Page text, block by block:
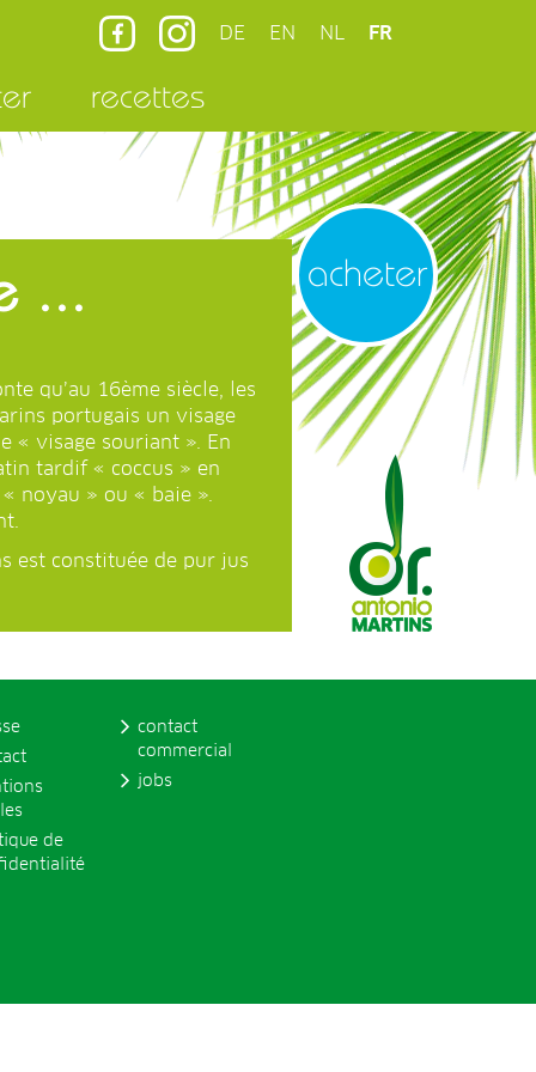
DE EN NL FR
recettes
acheter
...
qu’au 16ème siècle, les
portugais un visage
« visage souriant ». En
tardif « coccus » en
noyau » ou « baie ».
est constituée de pur jus
de
contact
commercial
jobs